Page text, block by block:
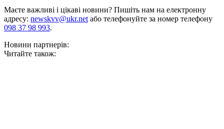
Маєте важливі і цікаві новини? Пишіть нам на електронну
адресу: newskvv@ukr.net або телефонуйте за номер телефону
098 37 98 993.
Новини партнерів:
Читайте також: